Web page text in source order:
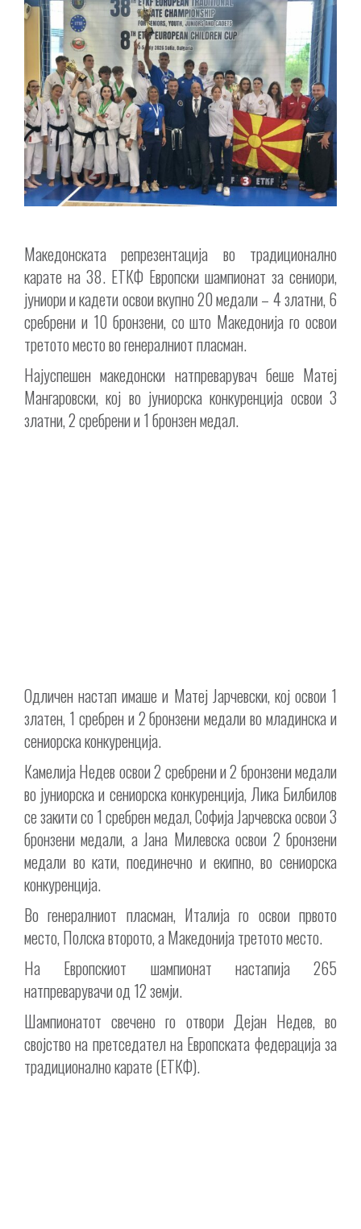
Македонската репрезентација во традиционално
карате на 38. ЕТКФ Европски шампионат за сениори,
јуниори и кадети освои вкупно 20 медали – 4 златни, 6
сребрени и 10 бронзени, со што Македонија го освои
третото место во генералниот пласман.
Најуспешен македонски натпреварувач беше Матеј
Мангаровски, кој во јуниорска конкуренција освои 3
златни, 2 сребрени и 1 бронзен медал.
Одличен настап имаше и Матеј Јарчевски, кој освои 1
златен, 1 сребрен и 2 бронзени медали во младинска и
сениорска конкуренција.
Камелија Недев освои 2 сребрени и 2 бронзени медали
во јуниорска и сениорска конкуренција, Лика Билбилов
се закити со 1 сребрен медал, Софија Јарчевска освои 3
бронзени медали, а Јана Милевска освои 2 бронзени
медали во кати, поединечно и екипно, во сениорска
конкуренција.
Во генералниот пласман, Италија го освои првото
место, Полска второто, а Македонија третото место.
На Европскиот шампионат настапија 265
натпреварувачи од 12 земји.
Шампионатот свечено го отвори Дејан Недев, во
својство на претседател на Европската федерација за
традиционално карате (ЕТКФ).